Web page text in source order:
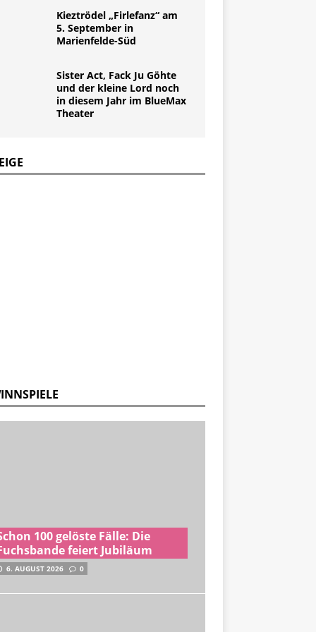
Kieztrödel „Firlefanz“ am
5. September in
Marienfelde-Süd
Sister Act, Fack Ju Göhte
und der kleine Lord noch
in diesem Jahr im BlueMax
Theater
100 gelöste Fälle: Die
feiert Jubiläum
6. AUGUST 2026 0